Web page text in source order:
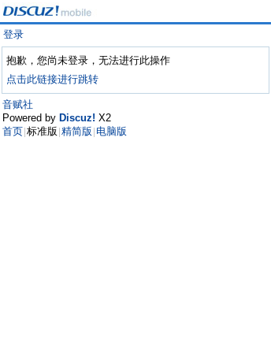
登录
抱歉，您尚未登录，无法进行此操作
点击此链接进行跳转
音赋社
Powered by Discuz! X2
首页 标准版 精简版 电脑版